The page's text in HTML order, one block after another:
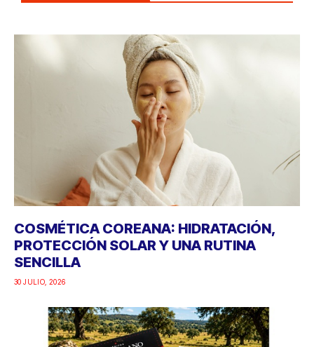
COSMÉTICA COREANA: HIDRATACIÓN,
PROTECCIÓN SOLAR Y UNA RUTINA
SENCILLA
30 JULIO, 2026